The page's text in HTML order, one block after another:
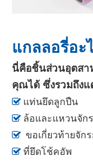
แกลลอรี่อะ
นี่คือชิ้นส่วนอุตสา
คุณได้ ซึ่งรวมถึงแ
 แท่นยึดลูกปืน
 ล้อและแหวนจัก
 ขอเกี่ยวท้ายจัก
 ที่ยึดโช้คอัพ